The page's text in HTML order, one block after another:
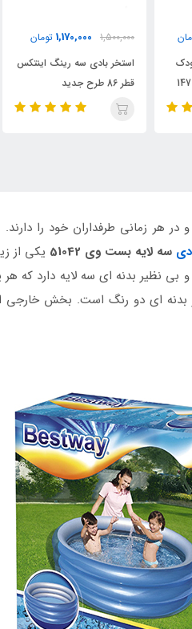
12,800,000 تومان
استخر بادی سایبان دار کودک
اینتکس مدل لاک پشت
زمانی طرفداران خود را
سه لایه بست وی 51042
یکی از
بدنه ای سه لایه دارد که هر یک
از بدنه ای دو رنگ است. بخش